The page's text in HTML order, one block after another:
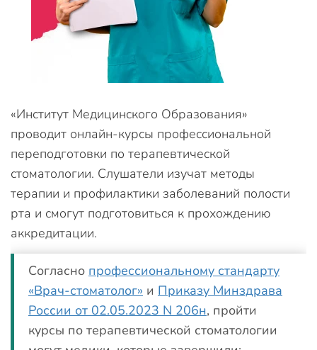
«Институт Медицинского Образования»
проводит онлайн-курсы профессиональной
переподготовки по терапевтической
стоматологии. Слушатели изучат методы
терапии и профилактики заболеваний полости
рта и смогут подготовиться к прохождению
аккредитации.
Согласно профессиональному стандарту
«Врач-стоматолог» и Приказу Минздрава
России от 02.05.2023 N 206н, пройти
курсы по терапевтической стоматологии